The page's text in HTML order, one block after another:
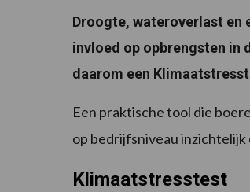
Droogte, wateroverlast en
invloed op opbrengsten in
daarom een
Een praktische tool die
op bedrijfsniveau inzichtelijk
Klimaatstresstest